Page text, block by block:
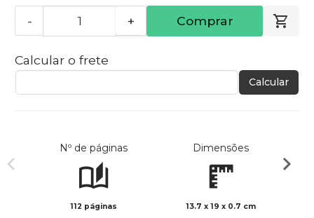
- + Comprar
Calcular o frete
Calcular
Nº de páginas
112 páginas
Dimensões
13.7 x 19 x 0.7 cm